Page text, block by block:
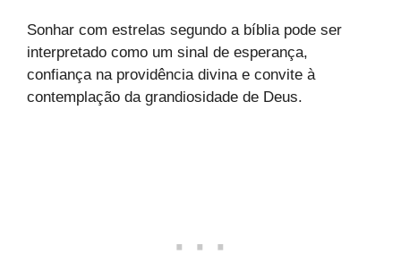
Sonhar com estrelas segundo a bíblia pode ser
interpretado como um sinal de esperança,
confiança na providência divina e convite à
contemplação da grandiosidade de Deus.